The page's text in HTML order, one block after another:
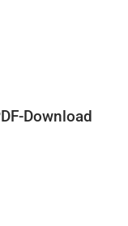
Download